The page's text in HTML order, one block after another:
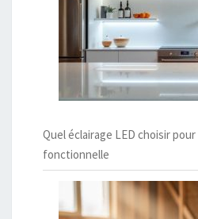
Quel éclairage LED choisir
fonctionnelle